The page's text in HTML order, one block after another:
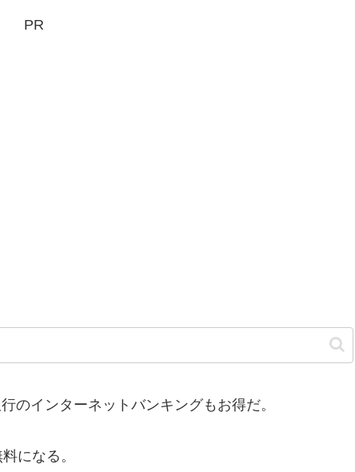
PR
インターネットバンキングもお得だ。
になる。